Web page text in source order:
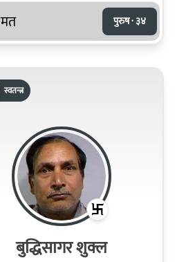
मत पुरुष · ३४
स्वतन्त्र
बुद्धिसागर शुक्ल